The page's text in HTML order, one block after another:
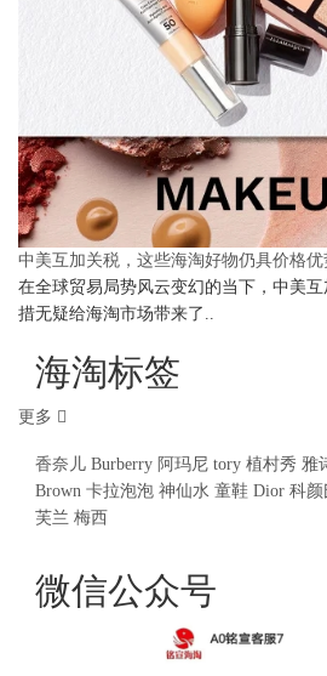
中美互加关税，这些海淘好物仍具价格优
在全球贸易局势风云变幻的当下，中美
措无疑给海淘市场带来了..
海淘标签
更多
香奈儿 Burberry 阿玛尼 tory 植村秀 雅
Brown 卡拉泡泡 神仙水 童鞋 Dior 科颜
芙兰 梅西
微信公众号